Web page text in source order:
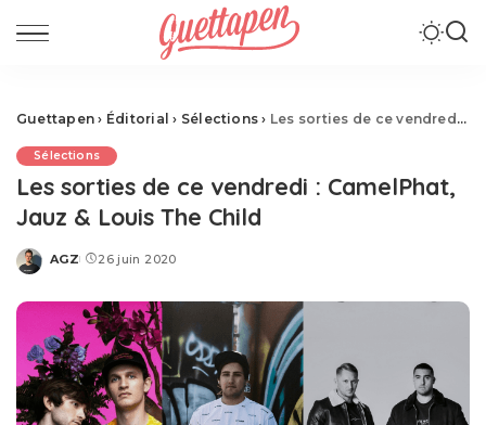
Guettapen › Éditorial › Sélections › Les sorties de ce vendredi : CamelPhat, Jauz & Louis The Child
Sélections
Les sorties de ce vendredi : CamelPhat,
Jauz & Louis The Child
Posted
AGZ 26 juin 2020